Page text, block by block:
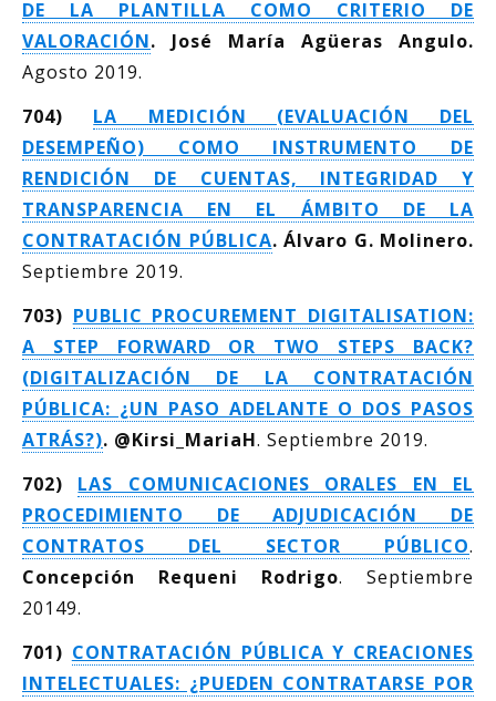
DE LA PLANTILLA COMO CRITERIO DE
VALORACIÓN. José María Agüeras Angulo.
Agosto 2019.
704) LA MEDICIÓN (EVALUACIÓN DEL
DESEMPEÑO) COMO INSTRUMENTO DE
RENDICIÓN DE CUENTAS, INTEGRIDAD Y
TRANSPARENCIA EN EL ÁMBITO DE LA
CONTRATACIÓN PÚBLICA. Álvaro G. Molinero.
Septiembre 2019.
703) PUBLIC PROCUREMENT DIGITALISATION:
A STEP FORWARD OR TWO STEPS BACK?
(DIGITALIZACIÓN DE LA CONTRATACIÓN
PÚBLICA: ¿UN PASO ADELANTE O DOS PASOS
ATRÁS?). @Kirsi_MariaH. Septiembre 2019.
702) LAS COMUNICACIONES ORALES EN EL
PROCEDIMIENTO DE ADJUDICACIÓN DE
CONTRATOS DEL SECTOR PÚBLICO.
Concepción Requeni Rodrigo. Septiembre
20149.
701) CONTRATACIÓN PÚBLICA Y CREACIONES
INTELECTUALES: ¿PUEDEN CONTRATARSE POR